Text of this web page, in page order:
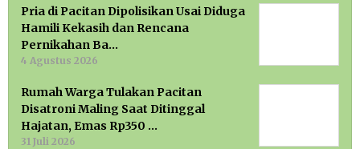
Pria di Pacitan Dipolisikan Usai Diduga
Hamili Kekasih dan Rencana
Pernikahan Ba…
4 Agustus 2026
Rumah Warga Tulakan Pacitan
Disatroni Maling Saat Ditinggal
Hajatan, Emas Rp350 …
31 Juli 2026